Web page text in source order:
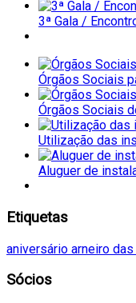
3ª Gala /
Órgãos Sociais
Órgãos Sociais
Utilização das
Aluguer de
Etiquetas
aniversário arneiro
Sócios